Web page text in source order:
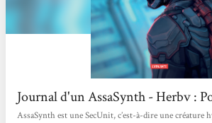
Journal d'un AssaSynth - Herbv :
AssaSynth est une SecUnit, c’est-à-dire une